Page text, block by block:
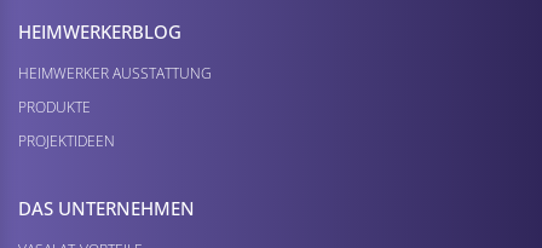
HEIMWERKER­BLOG
HEIMWERKER AUSSTATTUNG
PRODUKTE
PROJEKTIDEEN
DAS UNTERNEHMEN